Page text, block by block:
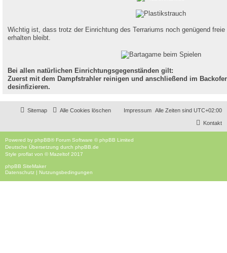
Wichtig ist, dass trotz der Einrichtung des Terrariums noch genügend
erhalten bleibt.
Bei allen natürlichen Einrichtungsgegenständen gilt:
Zuerst mit dem Dampfstrahler reinigen und anschließend im
desinfizieren.
Alle Zeiten sind UTC+02:00
Impressum
Alle Cookies löschen
Sitemap
Kontakt
Powered by phpBB® Forum Software © phpBB Limited
Deutsche Übersetzung durch phpBB.de
Style proflat von © Mazeltof 2017
phpBB SiteMaker
Datenschutz | Nutzungsbedingungen